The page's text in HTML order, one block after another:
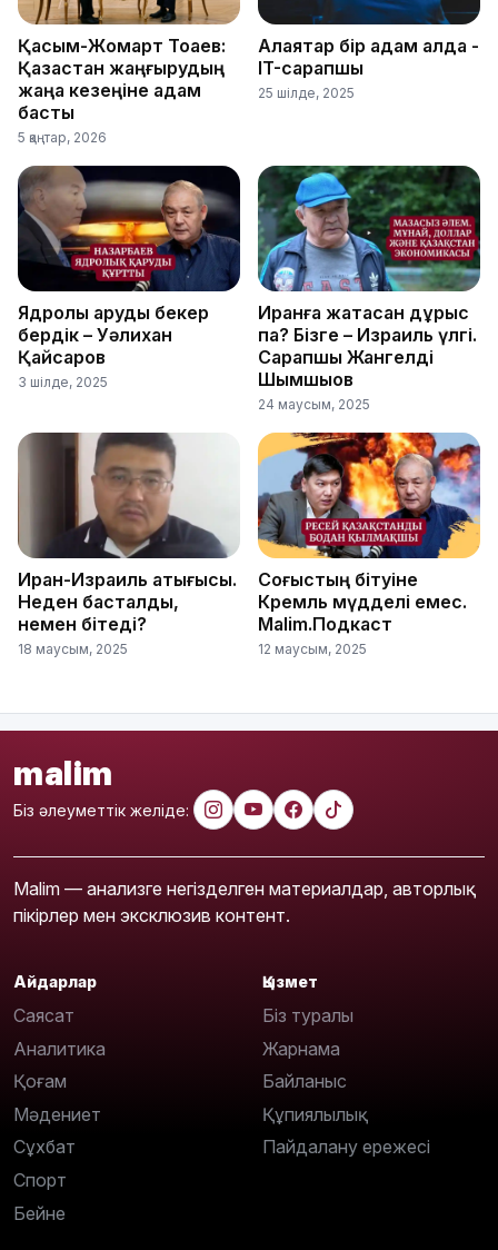
Қасым-Жомарт Тоқаев:
Қазақстан жаңғырудың
жаңа кезеңіне қадам
басты
5 қаңтар, 2026
Алаяқтар бір қадам алда -
IT-сарапшы
25 шілде, 2025
Ядролық қаруды бекер
бердік – Уәлихан
Қайсаров
3 шілде, 2025
Иранға жақтасқан дұрыс
па? Бізге – Израиль үлгі.
Сарапшы Жангелді
Шымшықов
24 маусым, 2025
Иран-Израиль қақтығысы.
Неден басталды,
немен бітеді?
18 маусым, 2025
Соғыстың бітуіне
Кремль мүдделі емес.
Malim.Подкаст
12 маусым, 2025
malim
Біз әлеуметтік желіде:
Malim — анализге негізделген материалдар, авторлық
пікірлер мен эксклюзив контент.
Айдарлар
Саясат
Аналитика
Қоғам
Мәдениет
Сұхбат
Спорт
Бейне
Қызмет
Біз туралы
Жарнама
Байланыс
Құпиялылық
Пайдалану ережесі